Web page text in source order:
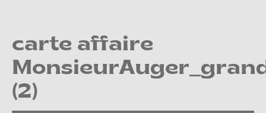
carte affaire
(2)